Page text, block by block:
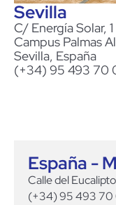
Sevilla
C/ Energía Solar, 1
Campus Palmas
Sevilla, España
(+34) 95 493 70
España -
Calle del
(+34) 95 493